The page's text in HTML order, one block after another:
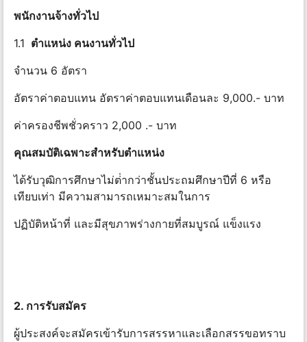
พนักงานจ้างทั่วไป
1.1 ตําแหน่ง คนงานทั่วไป
จำนวน 6 อัตรา
อัตราค่าตอบแทน อัตราค่าตอบแทนเดือนละ 9,000.- บาท
ค่าครองชีพชั่วคราว 2,000 .- บาท
คุณสมบัติเฉพาะสําหรับตําแหน่ง
ได้รับวุฒิการศึกษาไม่ต่ํากว่าชั้นประถมศึกษาปีที่ 6 หรือ
เทียบเท่า มีความสามารถเหมาะสมในการ
ปฏิบัติหน้าที่ และมีสุขภาพร่างกายที่สมบูรณ์ แข็งแรง
2. การรับสมัคร
ผู้ประสงค์จะสมัครเข้ารับการสรรหาและเลือกสรรขอทราบ